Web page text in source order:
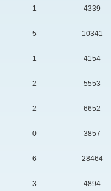
1 4339
5 10341
1 4154
2 5553
2 6652
0 3857
6 28464
3 4894